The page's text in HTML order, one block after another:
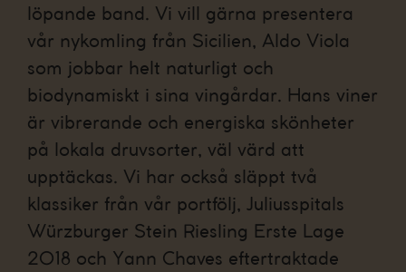
löpande band. Vi vill gärna presentera
vår nykomling från Sicilien, Aldo Viola
som jobbar helt naturligt och
biodynamiskt i sina vingårdar. Hans viner
är vibrerande och energiska skönheter
på lokala druvsorter, väl värd att
upptäckas. Vi har också släppt två
klassiker från vår portfölj, Juliusspitals
Würzburger Stein Riesling Erste Lage
2018 och Yann Chaves eftertraktade